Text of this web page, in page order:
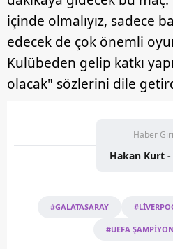
içinde olmalıyız, sadece
edecek de çok önemli
Kulübeden gelip katkı
olacak" sözlerini dile
Haber
Hakan Kurt
#GALATASARAY
#UEFA